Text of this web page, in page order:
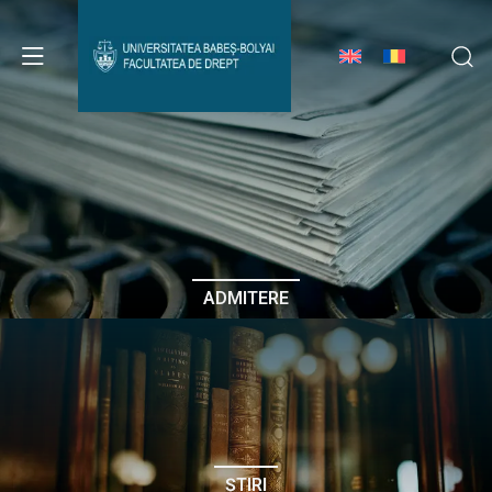
Avizier Studenți
Studii
Admitere
Erasmus & Internațional
Despre Facultate
ADMITERE
ȘTIRI